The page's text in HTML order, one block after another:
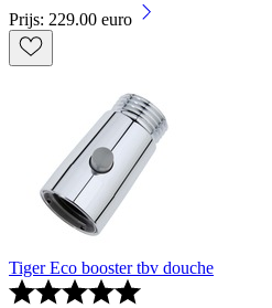
Prijs: 229.00 euro
Tiger Eco booster tbv douche